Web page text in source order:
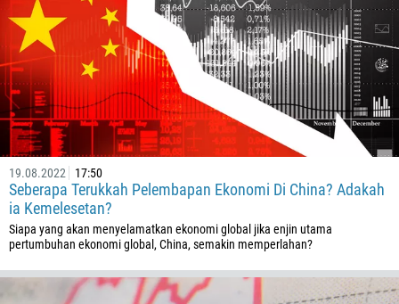
19.08.2022 17:50
Seberapa Terukkah Pelembapan Ekonomi Di China? Adakah
ia Kemelesetan?
Siapa yang akan menyelamatkan ekonomi global jika enjin utama
pertumbuhan ekonomi global, China, semakin memperlahan?